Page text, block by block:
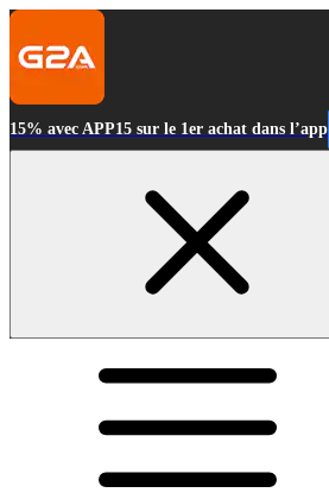
15% avec APP15 sur le 1er achat dans l’app